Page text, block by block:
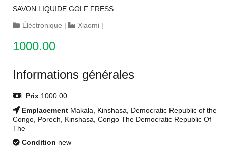
SAVON LIQUIDE GOLF FRESS
Éléctronique | Xiaomi |
1000.00
Informations générales
Prix 1000.00
Emplacement Makala, Kinshasa, Democratic Republic of the
Congo, Porech, Kinshasa, Congo The Democratic Republic Of
The
Condition new